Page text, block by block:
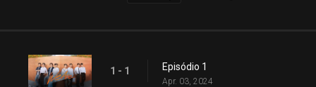
1 - 1 Episódio 1
Apr. 03, 2024